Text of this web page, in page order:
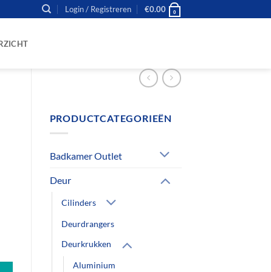
Login / Registreren €0.00 0
PRODUCTCATEGORIEËN
Badkamer Outlet
Deur
Cilinders
Deurdrangers
Deurkrukken
Aluminium